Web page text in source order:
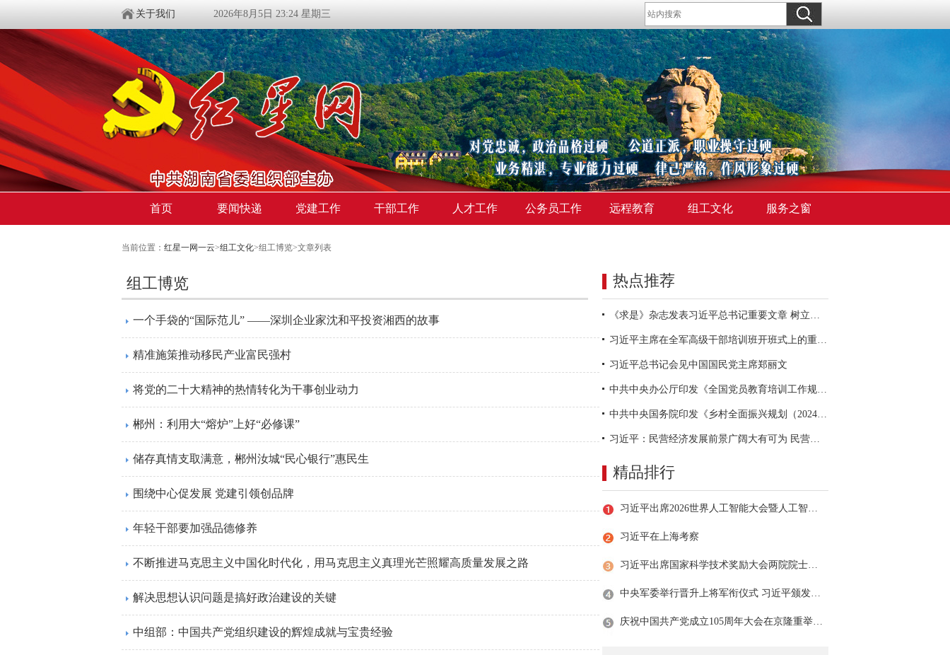
关于我们 2026年8月5日 23:24 星期三
首页 要闻快递 党建工作 干部工作 人才工作 公务员工作 远程教育 组工文化 服务之窗
当前位置： 红星一网一云>组工文化>组工博览>文章列表
组工博览
一个手袋的“国际范儿” ——深圳企业家沈和平投资湘西的故事
精准施策推动移民产业富民强村
将党的二十大精神的热情转化为干事创业动力
郴州：利用大“熔炉”上好“必修课”
储存真情支取满意，郴州汝城“民心银行”惠民生
围绕中心促发展 党建引领创品牌
年轻干部要加强品德修养
不断推进马克思主义中国化时代化，用马克思主义真理光芒照耀高质量发展之路
解决思想认识问题是搞好政治建设的关键
中组部：中国共产党组织建设的辉煌成就与宝贵经验
热点推荐
《求是》杂志发表习近平总书记重要文章 树立和践行正确政绩观
习近平主席在全军高级干部培训班开班式上的重要讲话引领全军开展思想整风、深化政治整训
习近平总书记会见中国国民党主席郑丽文
中共中央办公厅印发《全国党员教育培训工作规划（2024－2028年）》
中共中央国务院印发《乡村全面振兴规划（2024—2027年）》
习近平：民营经济发展前景广阔大有可为 民营企业和民营企业家大显身手正当其时
精品排行
习近平出席2026世界人工智能大会暨人工智能全球治理高级别会议开幕式并发表主旨讲话
习近平在上海考察
习近平出席国家科学技术奖励大会两院院士大会中国科协第十一次全国代表大会并发表重要讲话
中央军委举行晋升上将军衔仪式 习近平颁发命令状并向晋衔的军官表示祝贺
庆祝中国共产党成立105周年大会在京隆重举行 习近平发表重要讲话